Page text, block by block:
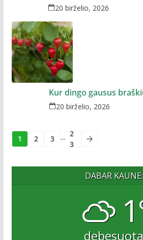
20 birželio, 2026
Kur dingo gausus
20 birželio, 2026
1 2 3 ... 2
3
DABAR KAUNE:
debesuota